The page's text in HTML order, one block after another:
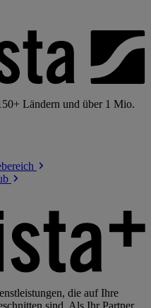
Ländern und über 1 Mio.
die auf Ihre
sind. Als Ihr Partner